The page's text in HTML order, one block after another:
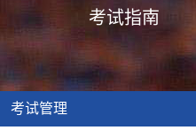
考试指南
考试管理